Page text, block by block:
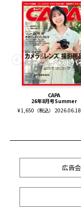
CAPA
26年8月号Summer
¥ 1,650（税込）
広告